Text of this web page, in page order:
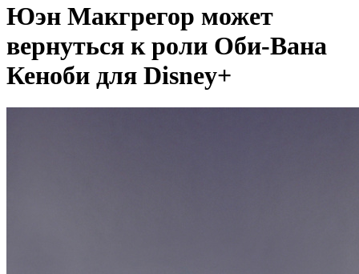
Юэн Макгрегор может
вернуться к роли Оби-Вана
Кеноби для Disney+